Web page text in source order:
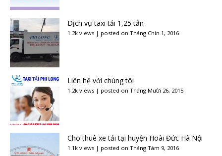
Dịch vụ taxi tải 1,25 tấn
1.2k views | posted on Tháng Chín 1, 2016
Liên hệ với chúng tôi
1.2k views | posted on Tháng Mười 26, 2015
Cho thuê xe tải tại huyện Hoài Đức Hà Nội
1.1k views | posted on Tháng Tám 9, 2016